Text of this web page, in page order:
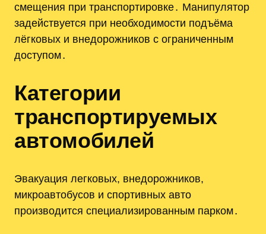
смещения при транспортировке․ Манипулятор
задействуется при необходимости подъёма
лёгковых и внедорожников с ограниченным
доступом․
Категории
транспортируемых
автомобилей
Эвакуация легковых, внедорожников,
микроавтобусов и спортивных авто
производится специализированным парком․